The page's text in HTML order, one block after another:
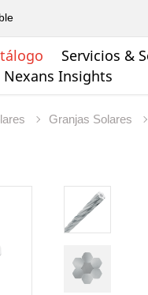
Servicios &
Nexans Insights
Granjas Solares